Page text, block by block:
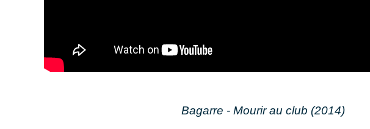
Ba­ga­rre - Mou­rir au club (2014)